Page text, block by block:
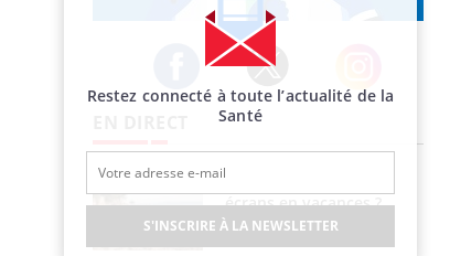
Facebook Twitter Instagram
écrans en vacances ?
Restez connecté à toute l’actualité de la
Santé
S'INSCRIRE À LA NEWSLETTER